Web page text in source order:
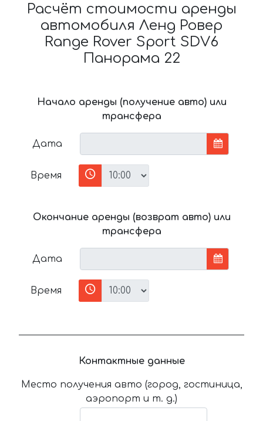
Расчёт стоимости аренды
автомобиля Ленд Ровер
Range Rover Sport SDV6
Панорама 22
Начало аренды (получение авто) или
трансфера
Дата
Время
Окончание аренды (возврат авто) или
трансфера
Дата
Время
Контактные данные
Место получения авто (город, гостиница,
аэропорт и т. д.)